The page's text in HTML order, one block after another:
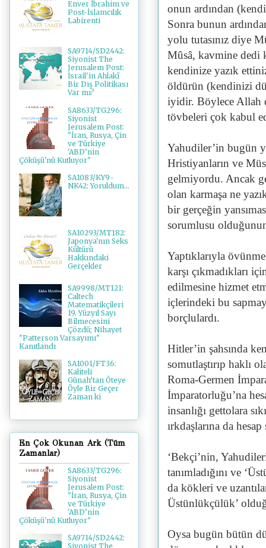
onun ardından
Sonra bunun
yolu tutasınız diye
Mûsâ, kavmine dedi
kendinize yazık
öldürün (kendinizi
iyidir. Böylece Allah
tövbeleri çok kabul
Yahudiler’in bugün
Hristiyanların ve
gelmiyordu. Ancak
olan karmaşa ne
bir gerçeğin
sorumlusu
Yaptıklarıyla
karşı çıkmadıkları
edilmesine hizmet
içlerindeki bu
borçlulardı.
Hitler’in şahsında
somutlaştırıp haklı
Roma-Germen
İmparatorluğu’na
insanlığı gettolara
ırkdaşlarına da
‘Bekçi’nin,
tanımladığını ve
da kökleri ve
Üstünlükçülük’
Oysa bugün bütün
Enver İbrahim ve
Post-İslamcılık
Labirenti
SA9714/SD2442:
Siyonist The
Jerusalem Post:
İsrail'in Ahlakî
Bir Dış Politikası
Var mı?
SA8633/TG296:
Siyonist
Jerusalem Post:
"İran, Rusya, Çin
ve Türkiye
'ABD’nin
Çöküşü'nü Kutluyor"
SA1083/KY9-
NK42: Yoruldum...
SA10293/MT182:
Japonya'nın Seks
Kültürü
Hakkındaki
Gerçekler
SA9998/MT121:
Caltech
Matematikçileri
19. Yüzyıl Sayı
Bilmecesini
Çözdü; Nihayet
"Patterson Varsayımı"
Kanıtlandı
SA1001/FT36:
Kaliteli
Günah’tan Öteye
Öyle Bir Geçer
Zaman ki
En Çok Okunan Ark (Tüm
Zamanlar)
SA8633/TG296:
Siyonist
Jerusalem Post:
"İran, Rusya, Çin
ve Türkiye
'ABD’nin
Çöküşü'nü Kutluyor"
SA9714/SD2442:
Siyonist The